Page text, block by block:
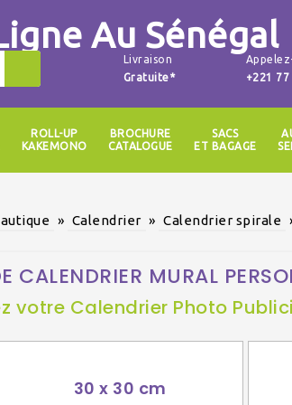
Livraison
Gratuite*
+221 77
ROLL-UP
KAKEMONO
BROCHURE
CATALOGUE
SACS
ET BAGAGE
» Calendrier » Calendrier spirale
CALENDRIER MURAL
votre Calendrier Photo
30 x 30 cm